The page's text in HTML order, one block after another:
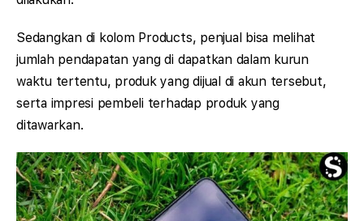
Sedangkan di kolom Products, penjual bisa melihat
jumlah pendapatan yang di dapatkan dalam kurun
waktu tertentu, produk yang dijual di akun tersebut,
serta impresi pembeli terhadap produk yang
ditawarkan.